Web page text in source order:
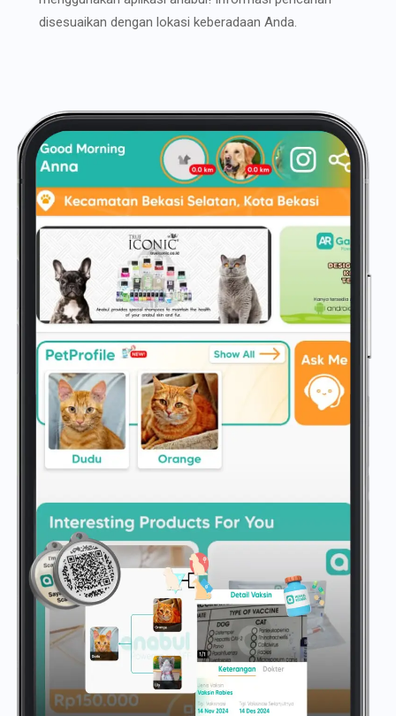
disesuaikan dengan lokasi keberadaan Anda.